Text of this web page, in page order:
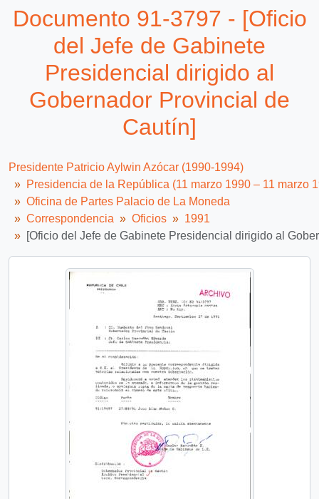
91-3800 - [Oficio del Jefe de Gabinete Presidencial dirigido al Ministro del Trabajo y Previsión Social]
Documento 91-2501 - [Remite Oficio N° 1243 del Senado]
1548 más...
Documento 91-3797 - [Oficio
del Jefe de Gabinete
Presidencial dirigido al
Gobernador Provincial de
Cautín]
Presidente Patricio Aylwin Azócar (1990-1994)
Presidencia de la República (11 marzo 1990 – 11 marzo
Oficina de Partes Palacio de La Moneda
Correspondencia
Oficios
1991
[Oficio del Jefe de Gabinete Presidencial dirigido al